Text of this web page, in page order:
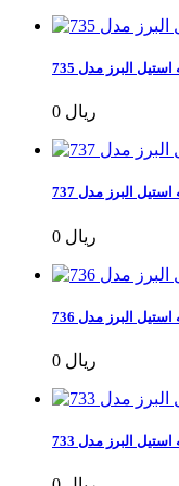
البرز مدل 735
0 ریال
البرز مدل 737
0 ریال
البرز مدل 736
0 ریال
البرز مدل 733